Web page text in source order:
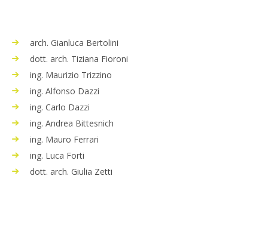
arch. Gianluca Bertolini
dott. arch. Tiziana Fioroni
ing. Maurizio Trizzino
ing. Alfonso Dazzi
ing. Carlo Dazzi
ing. Andrea Bittesnich
ing. Mauro Ferrari
ing. Luca Forti
dott. arch. Giulia Zetti